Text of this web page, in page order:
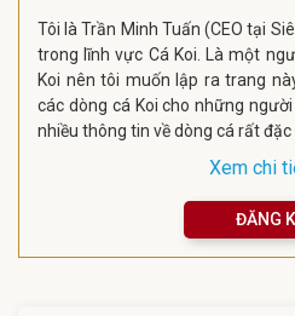
Tôi là Trần Minh Tuấn (CEO tại
trong lĩnh vực Cá Koi. Là một
Koi nên tôi muốn lập ra trang
các dòng cá Koi cho những
nhiều thông tin về dòng cá rất đặc
Xem chi
ĐĂNG